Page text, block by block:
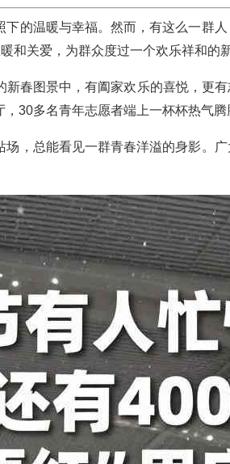
温暖与幸福。然而，有这么一群人
和关爱，为群众度过一个欢乐祥和的
图景中，有阖家欢乐的喜悦，更有
30多名青年志愿者端上一杯杯热气
总能看见一群青春洋溢的身影。广